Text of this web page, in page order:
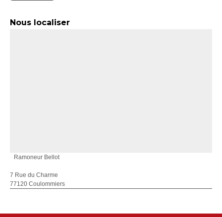
Nous localiser
Ramoneur Bellot
7 Rue du Charme
77120 Coulommiers